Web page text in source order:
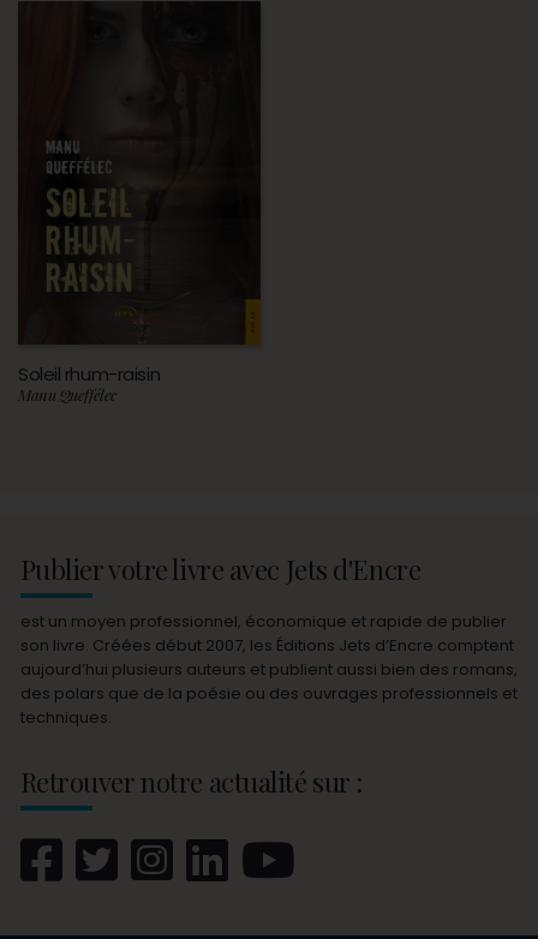
Soleil rhum-raisin
Manu Queffélec
Publier votre livre avec Jets d'Encre
est un moyen professionnel, économique et rapide de publier
son livre. Créées début 2007, les Éditions Jets d’Encre comptent
aujourd’hui plusieurs auteurs et publient aussi bien des romans,
des polars que de la poésie ou des ouvrages professionnels et
techniques.
Retrouver notre actualité sur :